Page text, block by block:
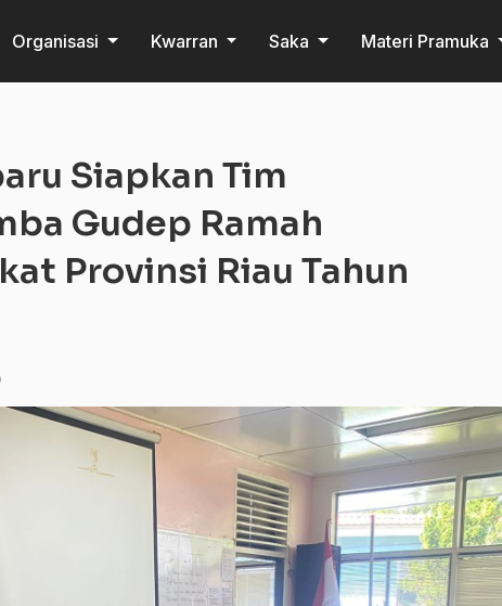
Organisasi Kwarran Saka Materi Pramuka
Siapkan Tim
Gudep Ramah
Provinsi Riau Tahun